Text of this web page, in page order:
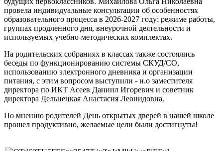
провела индивидуальные консультации об особенностях
образовательного процесса в 2026-2027 году: режиме работы,
группах продленного дня, внеурочной деятельности и
используемых учебно-методических комплектах.
На родительских собраниях в классах также состоялись
беседы по функционированию системы СКУД/СО,
использованию электронного дневника и организации
питания, с этим вопросом выступили - и.о заместителя
директора по ИКТ Асеев Даниил Игоревич и советник
директора Дельнецкая Анастасия Леонидовна.
По мнению родителей День открытых дверей в нашей школе
прошел продуктивно, желаемые цели были достигнуты!